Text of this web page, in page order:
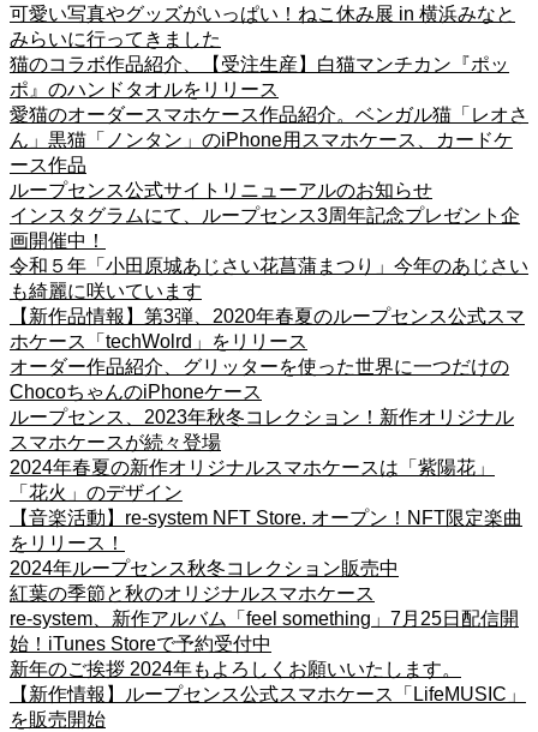
可愛い写真やグッズがいっぱい！ねこ休み展 in 横浜みなと
みらいに行ってきました
猫のコラボ作品紹介、【受注生産】白猫マンチカン『ポッ
ポ』のハンドタオルをリリース
愛猫のオーダースマホケース作品紹介。ベンガル猫「レオさ
ん」黒猫「ノンタン」のiPhone用スマホケース、カードケ
ース作品
ループセンス公式サイトリニューアルのお知らせ
インスタグラムにて、ループセンス3周年記念プレゼント企
画開催中！
令和５年「小田原城あじさい花菖蒲まつり」今年のあじさい
も綺麗に咲いています
【新作品情報】第3弾、2020年春夏のループセンス公式スマ
ホケース「techWolrd」をリリース
オーダー作品紹介、グリッターを使った世界に一つだけの
ChocoちゃんのiPhoneケース
ループセンス、2023年秋冬コレクション！新作オリジナル
スマホケースが続々登場
2024年春夏の新作オリジナルスマホケースは「紫陽花」
「花火」のデザイン
【音楽活動】re-system NFT Store. オープン！NFT限定楽曲
をリリース！
2024年ループセンス秋冬コレクション販売中
紅葉の季節と秋のオリジナルスマホケース
re-system、新作アルバム「feel something」7月25日配信開
始！iTunes Storeで予約受付中
新年のご挨拶 2024年もよろしくお願いいたします。
【新作情報】ループセンス公式スマホケース「LifeMUSIC」
を販売開始